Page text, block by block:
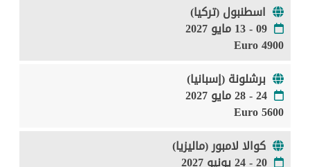
اسطنبول (تركيا)
09 - 13 مايو 2027
4900 Euro
برشلونة (إسبانيا)
24 - 28 مايو 2027
5600 Euro
كوالا لامبور (ماليزيا)
20 - 24 يونيو 2027